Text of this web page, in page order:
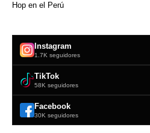
Hop en el Perú
Instagram
1.7K seguidores
TikTok
58K seguidores
Facebook
30K seguidores